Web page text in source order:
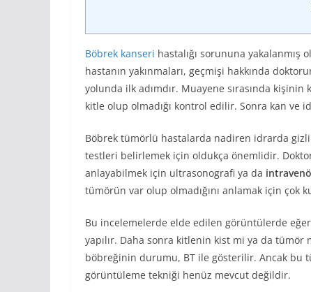
Böbrek kanseri hastalığı sorununa
hastanın yakınmaları, geçmişi hakkında
yolunda ilk adımdır. Muayene sırasında
kitle olup olmadığı kontrol edilir. Sonra kan ve
Böbrek tümörlü hastalarda nadiren idrarda
testleri belirlemek için oldukça önemlidir.
anlayabilmek için ultrasonografi ya da
tümörün var olup olmadığını anlamak için çok
Bu incelemelerde elde edilen görüntülerde
yapılır. Daha sonra kitlenin kist mi ya da
böbreğinin durumu, BT ile gösterilir. Ancak bu
görüntüleme tekniği henüz mevcut değildir.